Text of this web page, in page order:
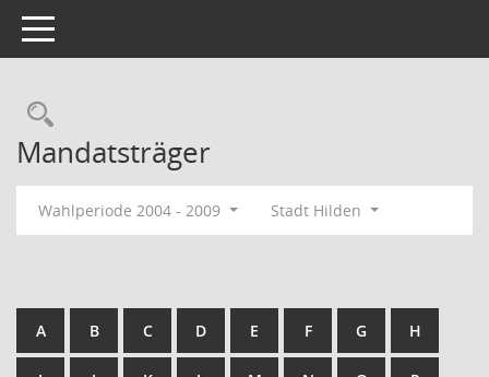
Toggle navigation
Rechercheauswahl
Mandatsträger
Wahlperiode 2004 - 2009 Stadt Hilden
A B C D E F G H